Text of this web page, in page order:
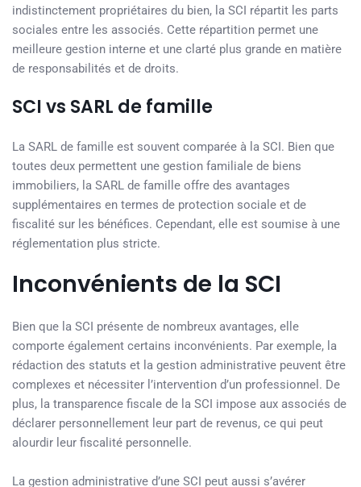
indistinctement propriétaires du bien, la SCI répartit les parts
sociales entre les associés. Cette répartition permet une
meilleure gestion interne et une clarté plus grande en matière
de responsabilités et de droits.
SCI vs SARL de famille
La SARL de famille est souvent comparée à la SCI. Bien que
toutes deux permettent une gestion familiale de biens
immobiliers, la SARL de famille offre des avantages
supplémentaires en termes de protection sociale et de
fiscalité sur les bénéfices. Cependant, elle est soumise à une
réglementation plus stricte.
Inconvénients de la SCI
Bien que la SCI présente de nombreux avantages, elle
comporte également certains inconvénients. Par exemple, la
rédaction des statuts et la gestion administrative peuvent être
complexes et nécessiter l’intervention d’un professionnel. De
plus, la transparence fiscale de la SCI impose aux associés de
déclarer personnellement leur part de revenus, ce qui peut
alourdir leur fiscalité personnelle.
La gestion administrative d’une SCI peut aussi s’avérer